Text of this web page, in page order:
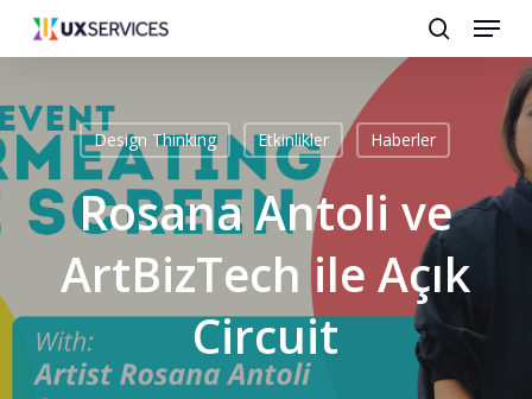
Skip
to
content
search
Menu
Design Thinking Etkinlikler Haberler
Rosana Antoli ve
ArtBizTech ile Açık
Circuit